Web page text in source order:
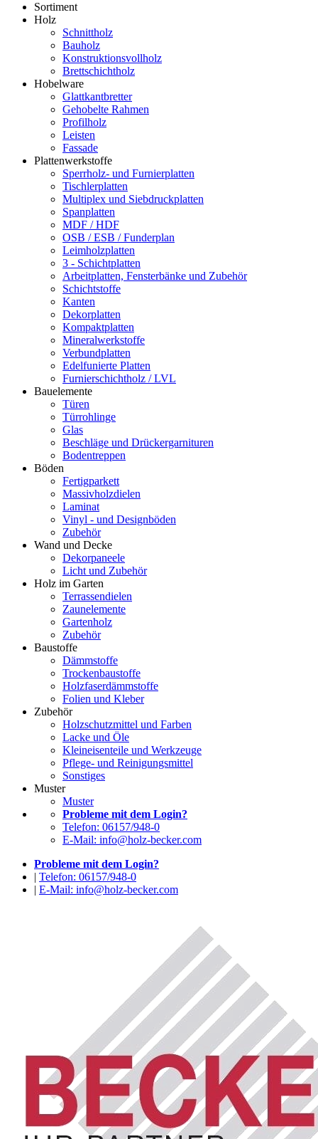
Sortiment
Holz
Schnittholz
Bauholz
Konstruktionsvollholz
Brettschichtholz
Hobelware
Glattkantbretter
Gehobelte Rahmen
Profilholz
Leisten
Fassade
Plattenwerkstoffe
Sperrholz- und Furnierplatten
Tischlerplatten
Multiplex und Siebdruckplatten
Spanplatten
MDF / HDF
OSB / ESB / Funderplan
Leimholzplatten
3 - Schichtplatten
Arbeitplatten, Fensterbänke und Zubehör
Schichtstoffe
Kanten
Dekorplatten
Kompaktplatten
Mineralwerkstoffe
Verbundplatten
Edelfunierte Platten
Furnierschichtholz / LVL
Bauelemente
Türen
Türrohlinge
Glas
Beschläge und Drückergarnituren
Bodentreppen
Böden
Fertigparkett
Massivholzdielen
Laminat
Vinyl - und Designböden
Zubehör
Wand und Decke
Dekorpaneele
Licht und Zubehör
Holz im Garten
Terrassendielen
Zaunelemente
Gartenholz
Zubehör
Baustoffe
Dämmstoffe
Trockenbaustoffe
Holzfaserdämmstoffe
Folien und Kleber
Zubehör
Holzschutzmittel und Farben
Lacke und Öle
Kleineisenteile und Werkzeuge
Pflege- und Reinigungsmittel
Sonstiges
Muster
Muster
Probleme mit dem Login?
Telefon: 06157/948-0
E-Mail: info@holz-becker.com
Probleme mit dem Login?
| Telefon: 06157/948-0
| E-Mail: info@holz-becker.com